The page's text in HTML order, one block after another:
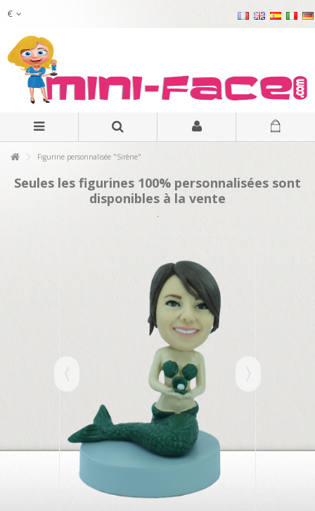
€
Figurine personnalisée "Sirène"
Seules les figurines 100% personnalisées sont
disponibles à la vente
.